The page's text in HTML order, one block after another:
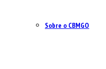
Sobre o CBMGO